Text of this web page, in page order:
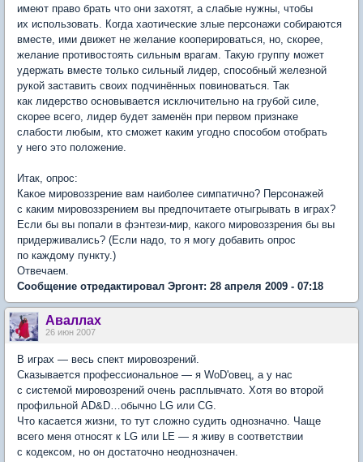
имеют право брать что они захотят, а слабые нужны, чтобы
их использовать. Когда хаотические злые персонажи собираются
вместе, ими движет не желание кооперироваться, но, скорее,
желание противостоять сильным врагам. Такую группу может
удержать вместе только сильный лидер, способный железной
рукой заставить своих подчинённых повиноваться. Так
как лидерство основывается исключительно на грубой силе,
скорее всего, лидер будет заменён при первом признаке
слабости любым, кто сможет каким угодно способом отобрать
у него это положение.
Итак, опрос:
Какое мировоззрение вам наиболее симпатично? Персонажей
с каким мировоззрением вы предпочитаете отыгрывать в играх?
Если бы вы попали в фэнтези-мир, какого мировоззрения бы вы
придерживались? (Если надо, то я могу добавить опрос
по каждому пункту.)
Отвечаем.
Сообщение отредактировал Эргонт: 28 апреля 2009 - 07:18
Аваллах
26 июн 2007
В играх — весь спект мировозрений.
Сказывается профессиональное — я WoD'овец, а у нас
с системой мировозрений очень расплывчато. Хотя во второй
профильной AD&D…обычно LG или CG.
Что касается жизни, то тут сложно судить однозначно. Чаще
всего меня относят к LG или LE — я живу в соответствии
с кодексом, но он достаточно неоднозначен.